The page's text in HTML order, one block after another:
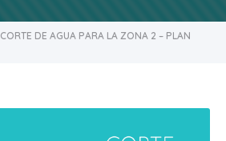
CORTE DE AGUA PARA LA ZONA 2 – PLAN